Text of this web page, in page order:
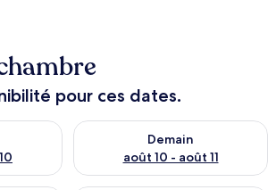
pour ces dates.
pour ce soir août 9 - août 10
Demain
août 10 - août 11
Vérifier la disponibilité pour